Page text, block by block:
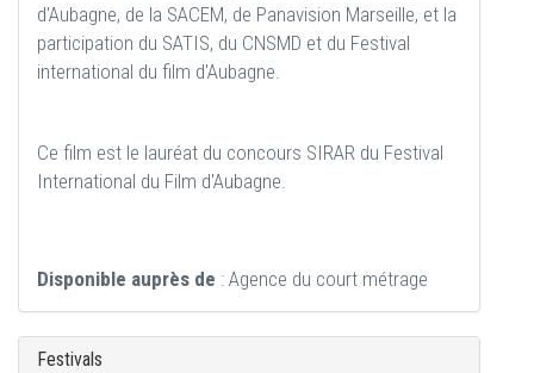
d'Aubagne, de la SACEM, de Panavision Marseille, et la
participation du SATIS, du CNSMD et du Festival
international du film d'Aubagne.
Ce film est le lauréat du concours SIRAR du Festival
International du Film d'Aubagne.
Disponible auprès de : Agence du court métrage
Festivals